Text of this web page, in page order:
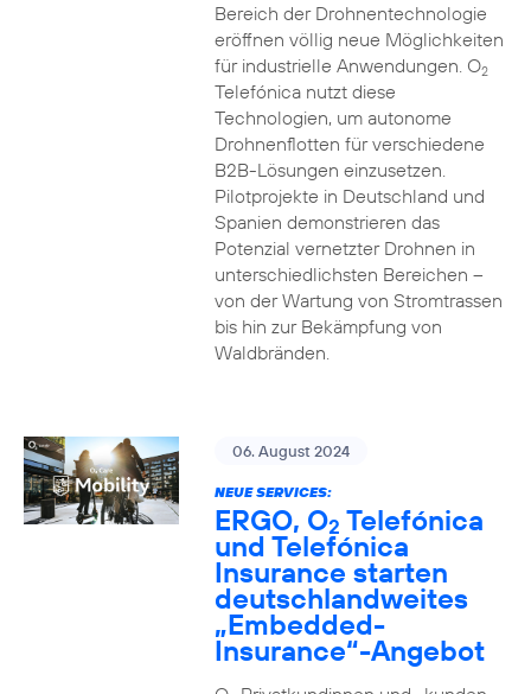
Bereich der Drohnentechnologie
eröffnen völlig neue Möglichkeiten
für industrielle Anwendungen. O2
Telefónica nutzt diese
Technologien, um autonome
Drohnenflotten für verschiedene
B2B-Lösungen einzusetzen.
Pilotprojekte in Deutschland und
Spanien demonstrieren das
Potenzial vernetzter Drohnen in
unterschiedlichsten Bereichen –
von der Wartung von Stromtrassen
bis hin zur Bekämpfung von
Waldbränden.
06. August 2024
NEUE SERVICES:
ERGO, O2 Telefónica
und Telefónica
Insurance starten
deutschlandweites
„Embedded-
Insurance“-Angebot